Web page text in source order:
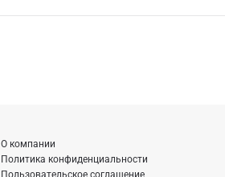
О компании
Политика конфиденциальности
Пользовательское соглашение